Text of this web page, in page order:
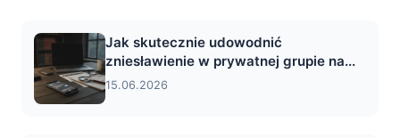
Jak skutecznie udowodnić
zniesławienie w prywatnej grupie na...
15.06.2026